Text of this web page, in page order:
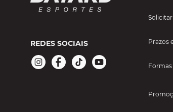
REDES SOCIAIS Prazos